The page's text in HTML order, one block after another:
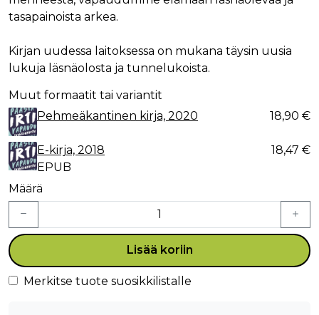
tasapainoista arkea.
Kirjan uudessa laitoksessa on mukana täysin uusia
lukuja läsnäolosta ja tunnelukoista.
Muut formaatit tai variantit
Pehmeäkantinen kirja, 2020
18,90 €
E-kirja, 2018
EPUB
18,47 €
Määrä
Lisää koriin
Merkitse tuote suosikkilistalle